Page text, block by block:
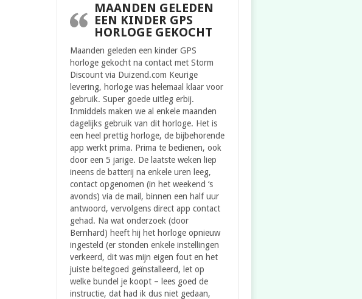
MAANDEN GELEDEN
EEN KINDER GPS
HORLOGE GEKOCHT
Maanden geleden een kinder GPS
horloge gekocht na contact met Storm
Discount via Duizend.com Keurige
levering, horloge was helemaal klaar voor
gebruik. Super goede uitleg erbij.
Inmiddels maken we al enkele maanden
dagelijks gebruik van dit horloge. Het is
een heel prettig horloge, de bijbehorende
app werkt prima. Prima te bedienen, ook
door een 5 jarige. De laatste weken liep
ineens de batterij na enkele uren leeg,
contact opgenomen (in het weekend ‘s
avonds) via de mail, binnen een half uur
antwoord, vervolgens direct app contact
gehad. Na wat onderzoek (door
Bernhard) heeft hij het horloge opnieuw
ingesteld (er stonden enkele instellingen
verkeerd, dit was mijn eigen fout en het
juiste beltegoed geïnstalleerd, let op
welke bundel je koopt – lees goed de
instructie, dat had ik dus niet gedaan,